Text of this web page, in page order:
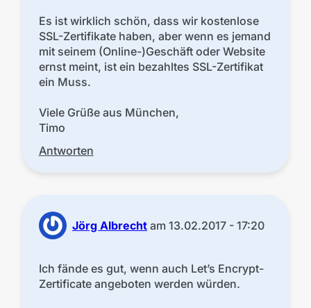
Es ist wirklich schön, dass wir kostenlose
SSL-Zertifikate haben, aber wenn es jemand
mit seinem (Online-)Geschäft oder Website
ernst meint, ist ein bezahltes SSL-Zertifikat
ein Muss.
Viele Grüße aus München,
Timo
Antworten
Jörg Albrecht am 13.02.2017 - 17:20
Ich fände es gut, wenn auch Let’s Encrypt-
Zertificate angeboten werden würden.